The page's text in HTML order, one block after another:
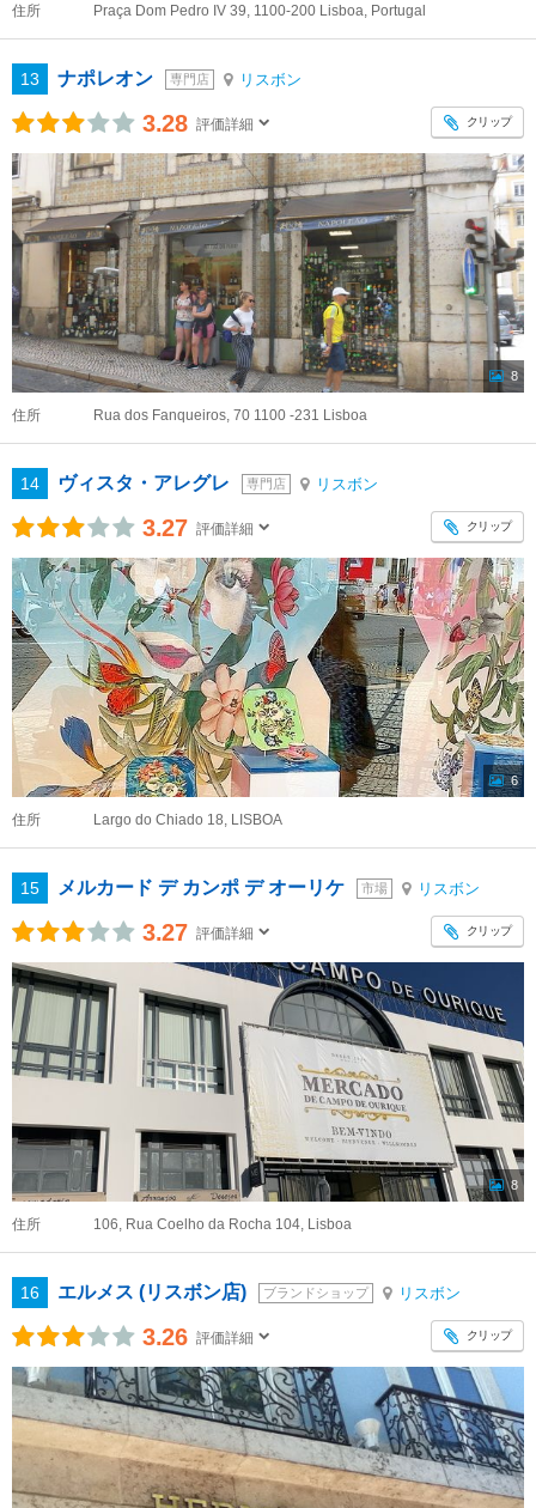
住所 Praça Dom Pedro IV 39, 1100-200 Lisboa, Portugal
13 ナポレオン 専門店 リスボン
3.28 評価詳細 クリップ
8
住所 Rua dos Fanqueiros, 70 1100 -231 Lisboa
14 ヴィスタ・アレグレ 専門店 リスボン
3.27 評価詳細 クリップ
6
住所 Largo do Chiado 18, LISBOA
15 メルカード デ カンポ デ オーリケ 市場 リスボン
3.27 評価詳細 クリップ
8
住所 106, Rua Coelho da Rocha 104, Lisboa
16 エルメス (リスボン店) ブランドショップ リスボン
3.26 評価詳細 クリップ